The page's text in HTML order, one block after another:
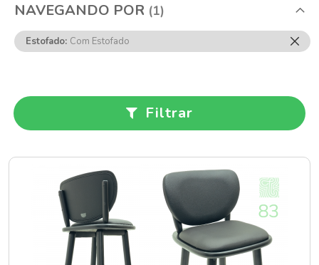
Filtrar
NAVEGANDO POR
Estofado Com Estofado
Esse